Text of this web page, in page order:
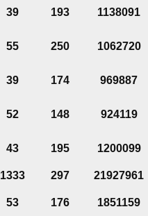
39 193 1138091
55 250 1062720
39 174 969887
52 148 924119
43 195 1200099
1333 297
21927961
53 176 1851159